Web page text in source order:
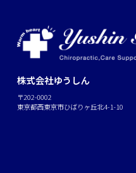
株式会社ゆうしん
〒202-0002
東京都西東京市ひばりヶ丘北4-1-10